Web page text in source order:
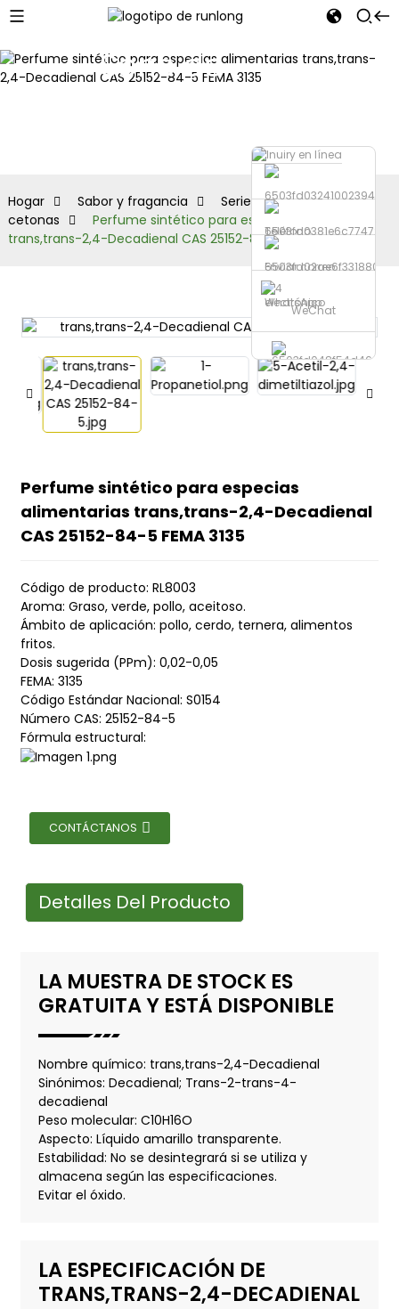
Teléfono
Enviar correo
electrónico
WhatsApp
WeChat
Serie de
Hogar Sabor y fragancia
Serie de aldehídos y
cetonas
Perfume sintético para especias alimentarias
trans,trans-2,4-Decadienal CAS 25152-84-5 FEMA 3135
Perfume sintético para especias
alimentarias trans,trans-2,4-Decadienal
CAS 25152-84-5 FEMA 3135
Código de producto: RL8003
Aroma: Graso, verde, pollo, aceitoso.
Ámbito de aplicación: pollo, cerdo, ternera, alimentos
fritos.
Dosis sugerida (PPm): 0,02-0,05
FEMA: 3135
Código Estándar Nacional: S0154
Número CAS: 25152-84-5
Fórmula estructural:
CONTÁCTANOS
Detalles Del Producto
LA MUESTRA DE STOCK ES
GRATUITA Y ESTÁ DISPONIBLE
Nombre químico: trans,trans-2,4-Decadienal
Sinónimos: Decadienal; Trans-2-trans-4-
decadienal
Peso molecular: C10H16O
Aspecto: Líquido amarillo transparente.
Estabilidad: No se desintegrará si se utiliza y
almacena según las especificaciones.
Evitar el óxido.
LA ESPECIFICACIÓN DE
TRANS,TRANS-2,4-DECADIENAL